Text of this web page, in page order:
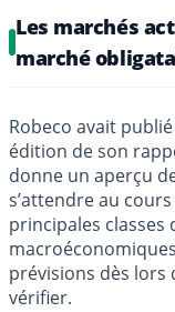
Les marchés
marché
Robeco avait
édition de son
donne un aperçu
s’attendre au
principales classes
prévisions dès lors
vérifier.